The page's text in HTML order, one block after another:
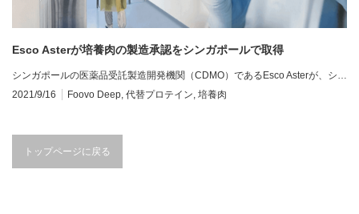
Esco Asterが培養肉の製造承認をシンガポールで取得
シンガポールの医薬品受託製造開発機関（CDMO）であるEsco Asterが、シ…
2021/9/16
Foovo Deep 代替プロテイン 培養肉
トップページに戻る